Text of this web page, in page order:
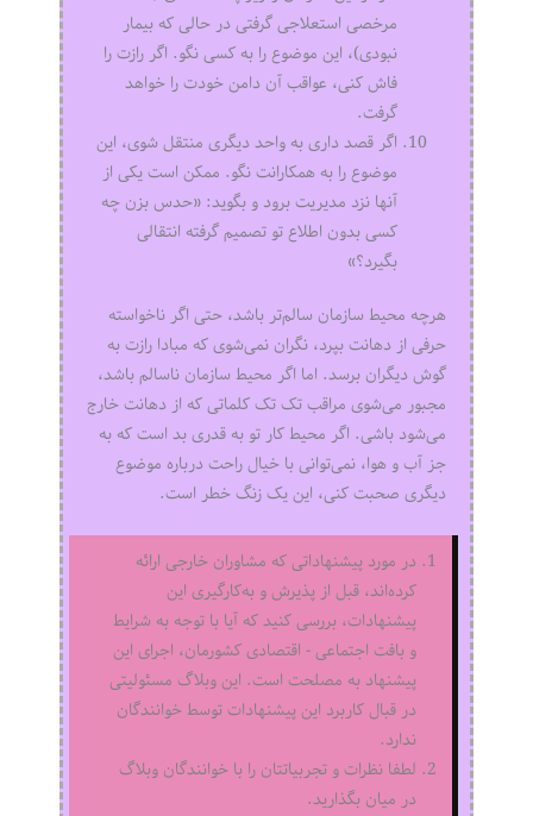
مرخصی استعلاجی گرفتی در حالی که بیمار
نبودی)، این موضوع را به کسی نگو. اگر رازت را
فاش کنی، عواقب آن دامن خودت را خواهد
گرفت.
اگر قصد داری به واحد دیگری منتقل شوی، این
موضوع را به همکارانت نگو. ممکن است یکی از
آنها نزد مدیریت برود و بگوید: «حدس بزن چه
کسی بدون اطلاع تو تصمیم گرفته انتقالی
بگیرد؟»
هرچه محیط سازمان سالم‌تر باشد، حتی اگر ناخواسته
حرفی از دهانت بپرد، نگران نمی‌شوی که مبادا رازت به
گوش دیگران برسد. اما اگر محیط سازمان ناسالم باشد،
مجبور می‌شوی مراقب تک تک کلماتی که از دهانت خارج
می‌شود باشی. اگر محیط کار تو به قدری بد است که به
جز آب و هوا، نمی‌توانی با خیال راحت درباره موضوع
دیگری صحبت کنی، این یک زنگ خطر است.
در مورد پیشنهاداتی که مشاوران خارجی ارائه
کرده‌اند، قبل از پذیرش و به‌کارگیری این
پیشنهادات، بررسی کنید که آیا با توجه به شرایط
و بافت اجتماعی - اقتصادی کشورمان، اجرای این
پیشنهاد به مصلحت است. این وبلاگ مسئولیتی
در قبال کاربرد این پیشنهادات توسط خوانندگان
ندارد.
لطفا نظرات و تجربیاتتان را با خوانندگان وبلاگ
در میان بگذارید.